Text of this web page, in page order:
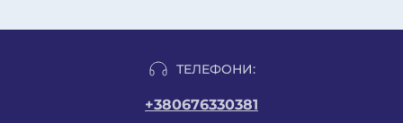
ТЕЛЕФОНИ:
+380676330381